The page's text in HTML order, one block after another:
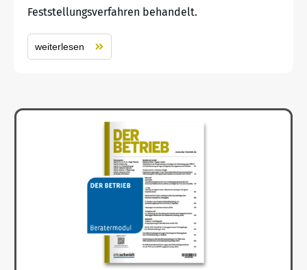
Feststellungsverfahren behandelt.
weiterlesen